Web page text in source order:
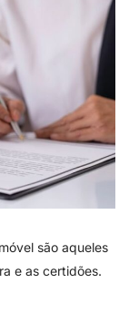
são aqueles
e as certidões.